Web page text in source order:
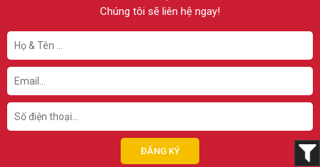
Chúng tôi sẽ liên hệ ngay!